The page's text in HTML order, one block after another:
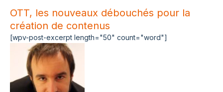
OTT, les nouveaux débouchés pour la
création de contenus
[wpv-post-excerpt length="50" count="word"]